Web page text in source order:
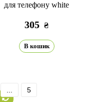
для телефону white
305 ₴
В кошик
5